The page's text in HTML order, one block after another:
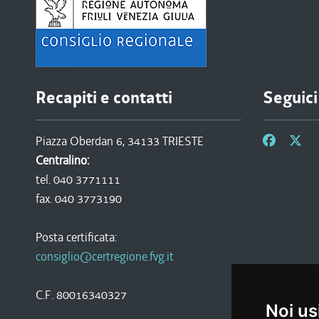
Noi
Recapiti e contatti
Piazza Oberdan 6, 34133 TRIESTE
Centralino:
tel. 040 3771111
fax. 040 3773190
Posta certificata:
consiglio@certregione.fvg.it
C.F. 80016340327